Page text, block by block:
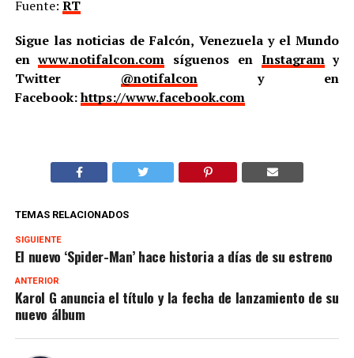
enwww.notifalcon.comsíguenos enInstagramy
Twitter@notifalcony en
Facebook:
https://www.facebook.com
El nuevo ‘Spider-Man’ hace historia a días de su estreno
ANTERIOR
Karol G anuncia el título y la fecha de lanzamiento de su
nuevo álbum